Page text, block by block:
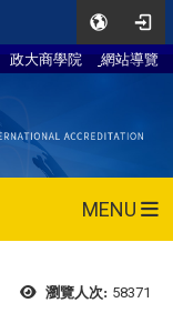
政大商學院 網站導覽
MENU
瀏覽人次: 58371